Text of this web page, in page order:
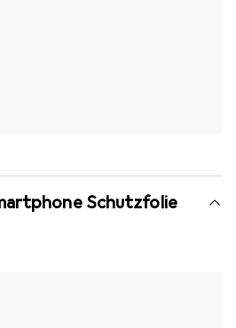
Schutzfolie